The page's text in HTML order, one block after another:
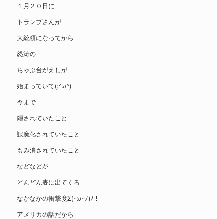
１月２０日に
トランプさんが
大統領になってから
怒涛の
ちゃぶ台がえしが
始まっていて(;^ω^)
今まで
隠されていたこと
誤魔化されていたこと
もみ消されていたこと
などなどが
どんどん表に出てくる
なかなかの衝撃度Σ(･ω･ﾉ)ﾉ！
アメリカの話だから